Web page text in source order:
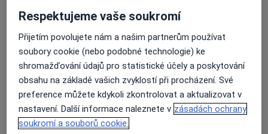
MUDr. Zdeňka Vyletová
1 názor
MUDr. Alexandra Texelová
Zubař
8 názorů
Respektujeme vaše soukromí
Přijetím povolujete nám a našim partnerům používat
soubory cookie (nebo podobné technologie) ke
shromažďování údajů pro statistické účely a poskytování
obsahu na základě vašich zvyklostí při procházení. Své
preference můžete kdykoli zkontrolovat a aktualizovat v
nastavení. Další informace naleznete v zásadách ochrany
soukromí a souborů cookie.